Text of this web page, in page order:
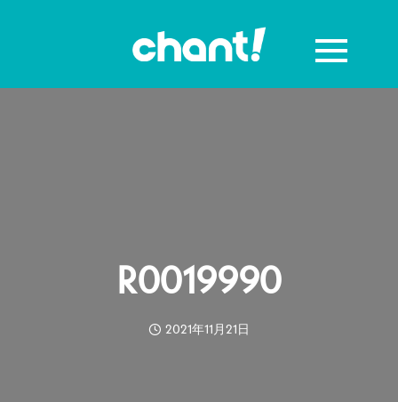
R0019990
2021年11月21日